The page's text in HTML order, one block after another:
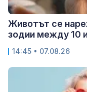
Животът се
зодии между 10
14:45 • 07.08.26